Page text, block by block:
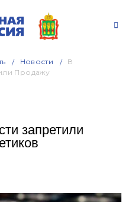
Новости
В
Продажу
запретили